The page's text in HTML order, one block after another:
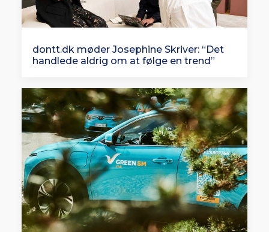
dontt.dk møder Josephine Skriver: “Det
handlede aldrig om at følge en trend”